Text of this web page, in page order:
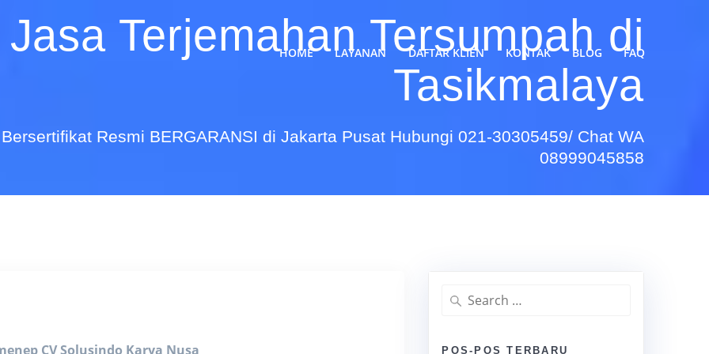
HOME LAYANAN DAFTAR KLIEN KONTAK BLOG FAQ
Terjemahan Tersumpah di
Tasikmalaya
Resmi BERGARANSI di Jakarta Pusat Hubungi 021-30305459/ Chat WA
08999045858
CV Solusindo Karya Nusa
Search
for:
POS-POS TERBARU